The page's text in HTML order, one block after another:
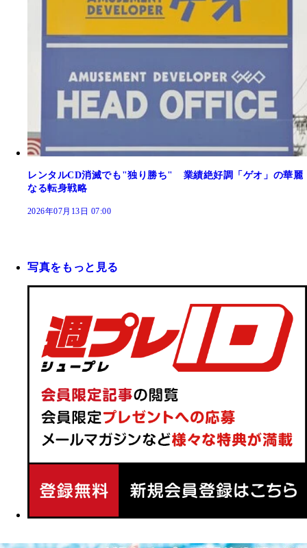
レンタルCD消滅でも"独り勝ち" 業績絶好調「ゲオ」の華麗
なる転身戦略
2026年07月13日 07:00
写真をもっと見る